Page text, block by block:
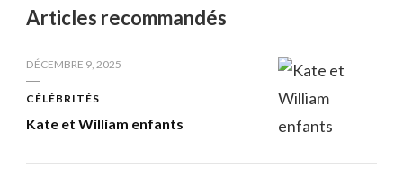
Articles recommandés
DÉCEMBRE 9, 2025
CÉLÉBRITÉS
Kate et William enfants